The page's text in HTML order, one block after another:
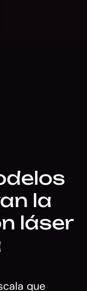
la
láser
que